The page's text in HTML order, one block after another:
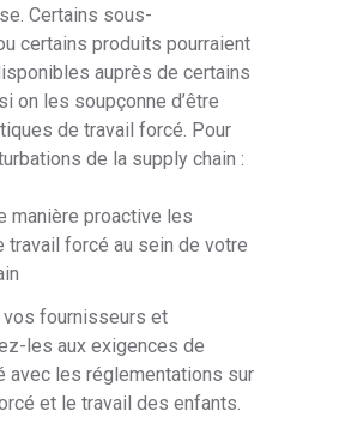
Certains sous-
certains produits pourraient
auprès de certains
on les soupçonne d’être
de travail forcé. Pour
de la supply chain :
manière proactive les
travail forcé au sein de votre
vos fournisseurs et
les aux exigences de
avec les réglementations sur
et le travail des enfants.